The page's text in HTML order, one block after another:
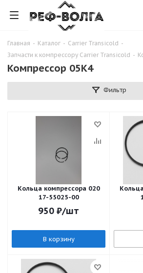
Главная - Каталог - Carrier Transicold -
Запчасти к компрессору Carrier Transicold -
Компрессор 05K4
Фильтр
Кольца компрессора 020
17-55025-00
950 ₽/шт
В корзину